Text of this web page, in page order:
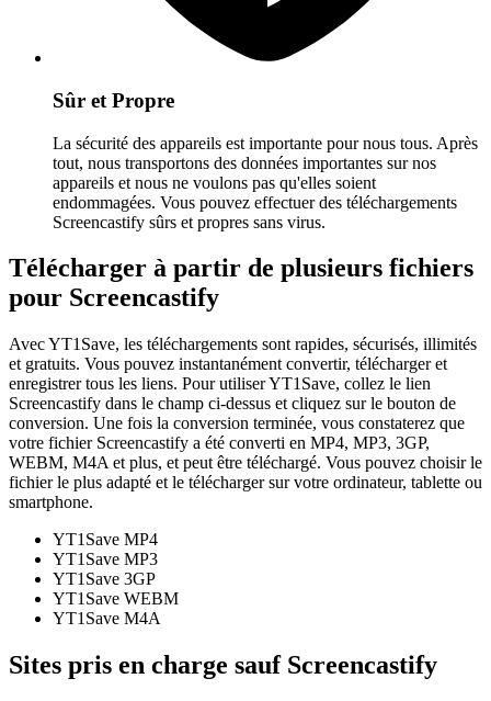
Sûr et Propre
La sécurité des appareils est importante pour nous tous. Après
tout, nous transportons des données importantes sur nos
appareils et nous ne voulons pas qu'elles soient
endommagées. Vous pouvez effectuer des téléchargements
Screencastify sûrs et propres sans virus.
Télécharger à partir de plusieurs fichiers
pour Screencastify
Avec YT1Save, les téléchargements sont rapides, sécurisés, illimités
et gratuits. Vous pouvez instantanément convertir, télécharger et
enregistrer tous les liens. Pour utiliser YT1Save, collez le lien
Screencastify dans le champ ci-dessus et cliquez sur le bouton de
conversion. Une fois la conversion terminée, vous constaterez que
votre fichier Screencastify a été converti en MP4, MP3, 3GP,
WEBM, M4A et plus, et peut être téléchargé. Vous pouvez choisir le
fichier le plus adapté et le télécharger sur votre ordinateur, tablette ou
smartphone.
YT1Save MP4
YT1Save MP3
YT1Save 3GP
YT1Save WEBM
YT1Save M4A
Sites pris en charge sauf Screencastify